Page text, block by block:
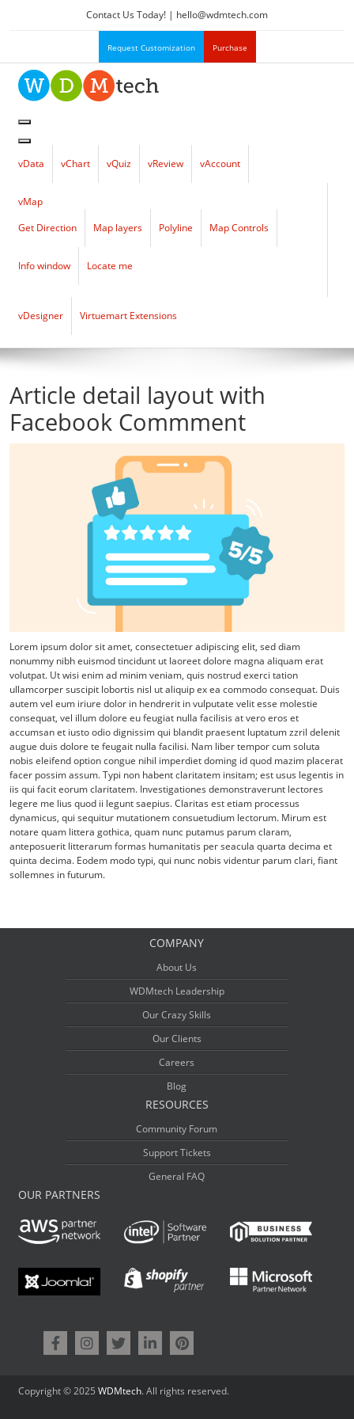
Contact Us Today! | hello@wdmtech.com
Request Customization Purchase
vData vChart vQuiz vReview vAccount
vMap
Get Direction
Map layers Polyline Map Controls
Info window Locate me
vDesigner Virtuemart Extensions
Article detail layout with
Facebook Commment
Lorem ipsum dolor sit amet, consectetuer adipiscing elit, sed diam
nonummy nibh euismod tincidunt ut laoreet dolore magna aliquam erat
volutpat. Ut wisi enim ad minim veniam, quis nostrud exerci tation
ullamcorper suscipit lobortis nisl ut aliquip ex ea commodo consequat. Duis
autem vel eum iriure dolor in hendrerit in vulputate velit esse molestie
consequat, vel illum dolore eu feugiat nulla facilisis at vero eros et
accumsan et iusto odio dignissim qui blandit praesent luptatum zzril delenit
augue duis dolore te feugait nulla facilisi. Nam liber tempor cum soluta
nobis eleifend option congue nihil imperdiet doming id quod mazim placerat
facer possim assum. Typi non habent claritatem insitam; est usus legentis in
iis qui facit eorum claritatem. Investigationes demonstraverunt lectores
legere me lius quod ii legunt saepius. Claritas est etiam processus
dynamicus, qui sequitur mutationem consuetudium lectorum. Mirum est
notare quam littera gothica, quam nunc putamus parum claram,
anteposuerit litterarum formas humanitatis per seacula quarta decima et
quinta decima. Eodem modo typi, qui nunc nobis videntur parum clari, fiant
sollemnes in futurum.
COMPANY
About Us
WDMtech Leadership
Our Crazy Skills
Our Clients
Careers
Blog
RESOURCES
Community Forum
Support Tickets
General FAQ
OUR PARTNERS
Copyright © 2025WDMtech. All rights reserved.